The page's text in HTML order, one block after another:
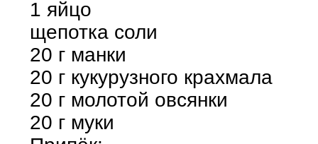
1 яйцо
щепотка соли
20 г манки
20 г кукурузного крахмала
20 г молотой овсянки
20 г муки